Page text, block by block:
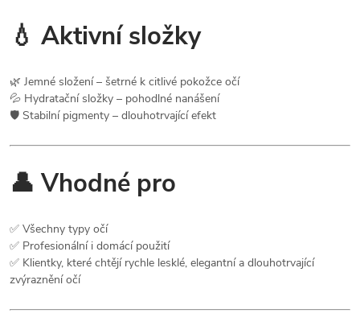
💧 Aktivní složky
🌿 Jemné složení – šetrné k citlivé pokožce očí
💦 Hydratační složky – pohodlné nanášení
🛡️ Stabilní pigmenty – dlouhotrvající efekt
👤 Vhodné pro
✅ Všechny typy očí
✅ Profesionální i domácí použití
✅ Klientky, které chtějí rychle lesklé, elegantní a dlouhotrvající
zvýraznění očí